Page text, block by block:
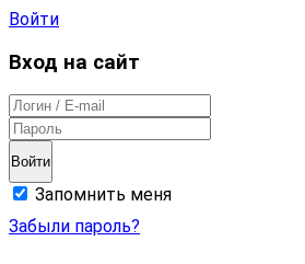
Войти
Вход на сайт
Войти
Запомнить меня
Забыли пароль?